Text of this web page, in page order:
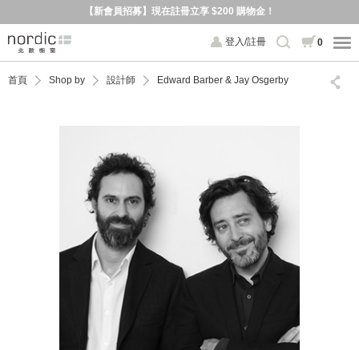
【新會員招募】現在註冊立享 $200 購物金！
登入/註冊 0
首頁 Shop by 設計師 Edward Barber & Jay Osgerby